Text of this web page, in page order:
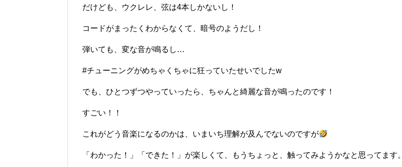
だけども、ウクレレ、弦は4本しかないし！
コードがまったくわからなくて、暗号のようだし！
弾いても、変な音が鳴るし…
#チューニングがめちゃくちゃに狂っていたせいでしたw
でも、ひとつずつやっていったら、ちゃんと綺麗な音が鳴ったのです！
すごい！！
これがどう音楽になるのかは、いまいち理解が及んでないのですが
「わかった！」「できた！」が楽しくて、もうちょっと、触ってみようかなと思ってます。